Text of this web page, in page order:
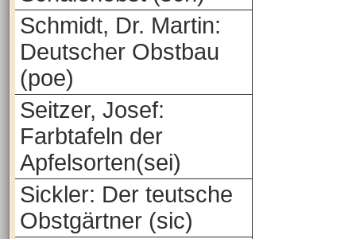
Schmidt, Dr. Martin:
Deutscher Obstbau
(poe)
Seitzer, Josef:
Farbtafeln der
Apfelsorten(sei)
Sickler: Der teutsche
Obstgärtner (sic)